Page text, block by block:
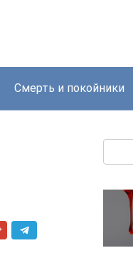
Смерть и покойники